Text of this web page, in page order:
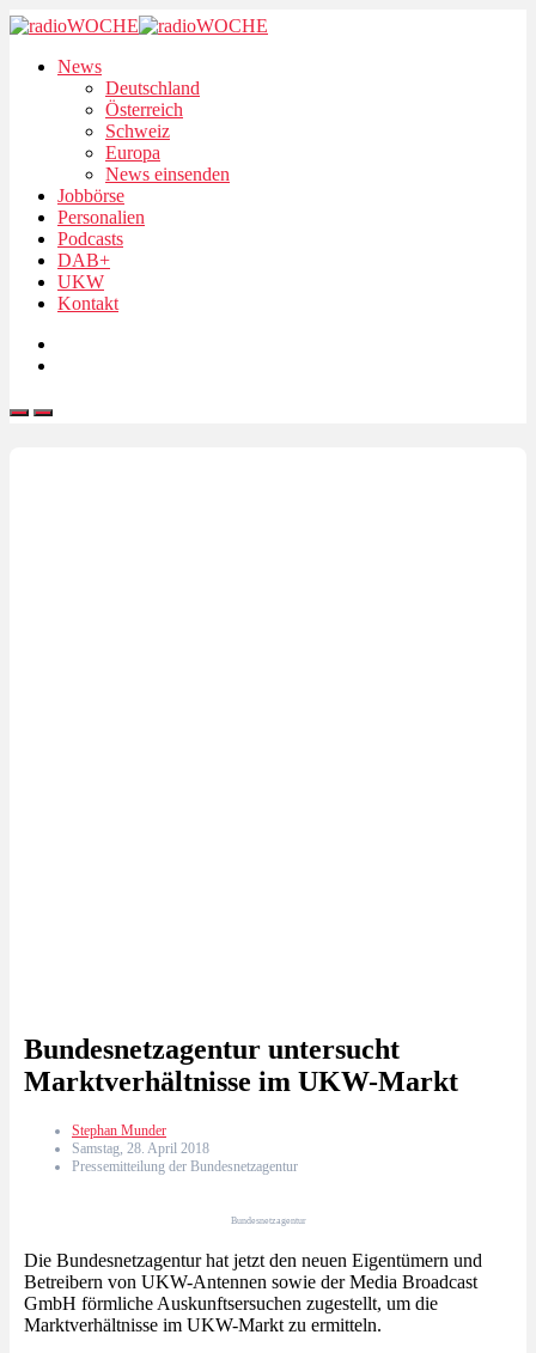
News
Deutschland
Österreich
Schweiz
Europa
News einsenden
Jobbörse
Personalien
Podcasts
DAB+
UKW
Kontakt
Bundesnetzagentur untersucht
Marktverhältnisse im UKW-Markt
Stephan Munder
Samstag, 28. April 2018
Pressemitteilung der Bundesnetzagentur
Bundesnetzagentur
Die Bundesnetzagentur hat jetzt den neuen Eigentümern und
Betreibern von UKW-Antennen sowie der Media Broadcast
GmbH förmliche Auskunftsersuchen zugestellt, um die
Marktverhältnisse im UKW-Markt zu ermitteln.